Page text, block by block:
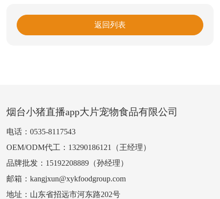
返回列表
烟台小猪直播app大片宠物食品有限公司
电话：0535-8117543
OEM/ODM代工： 13290186121
（王经理）
品牌批发： 15192208889 （孙经理）
邮箱：kangjxun@xykfoodgroup.com
地址：山东省招远市河东路202号